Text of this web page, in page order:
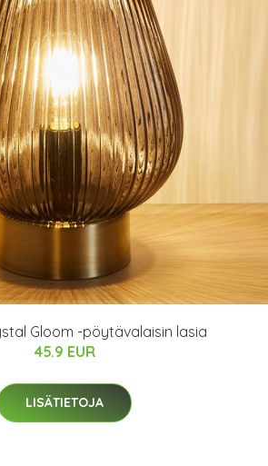
Gloom -pöytävalaisin lasia
45.9 EUR
LISÄTIETOJA